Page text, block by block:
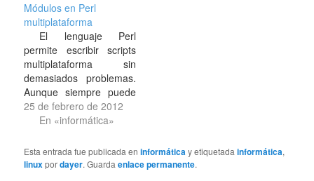
cuanto menos curioso,
pero hasta que uno hace
memoria y asocia Novell
a SuSE, y…
Módulos en Perl
multiplataforma
El lenguaje Perl
permite escribir scripts
multiplataforma sin
demasiados problemas.
Aunque siempre puede
haber algunos
impedimentos como por
módulos que no están
disponibles para todos
25 de febrero de 2012
En «informática»
Esta entrada fue publicada eninformáticay etiquetadainformática,
linuxpordayer. Guardaenlace permanente.